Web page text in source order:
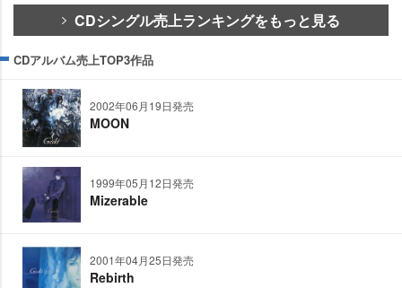
CDシングル売上ランキングをもっと見る
CDアルバム売上TOP3作品
2002年06月19日発売
MOON
1999年05月12日発売
Mizerable
2001年04月25日発売
Rebirth